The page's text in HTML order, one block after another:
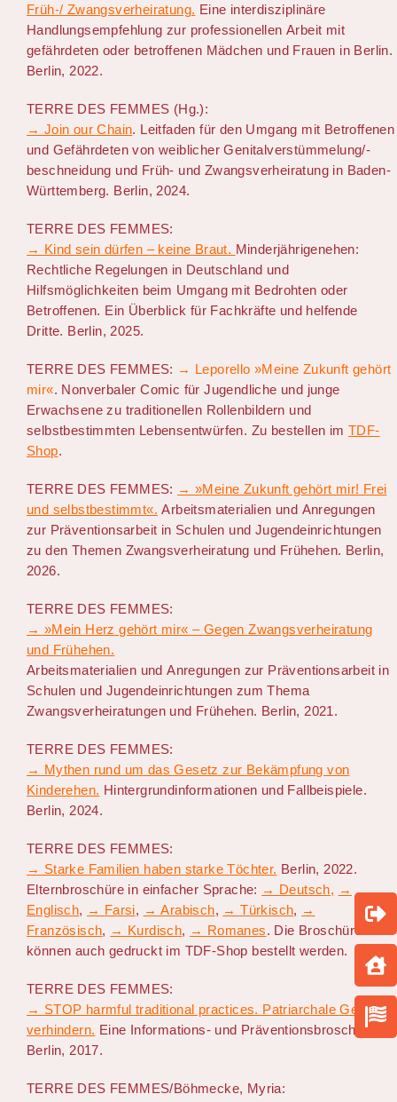
Früh-/ Zwangsverheiratung. Eine interdisziplinäre
Handlungsempfehlung zur professionellen Arbeit mit
gefährdeten oder betroffenen Mädchen und Frauen in Berlin.
Berlin, 2022.
TERRE DES FEMMES (Hg.):
→ Join our Chain. Leitfaden für den Umgang mit Betroffenen
und Gefährdeten von weiblicher Genitalverstümmelung/-
beschneidung und Früh- und Zwangsverheiratung in Baden-
Württemberg. Berlin, 2024.
TERRE DES FEMMES:
→ Kind sein dürfen – keine Braut. Minderjährigenehen:
Rechtliche Regelungen in Deutschland und
Hilfsmöglichkeiten beim Umgang mit Bedrohten oder
Betroffenen. Ein Überblick für Fachkräfte und helfende
Dritte. Berlin, 2025.
TERRE DES FEMMES: → Leporello »Meine Zukunft gehört
mir«. Nonverbaler Comic für Jugendliche und junge
Erwachsene zu traditionellen Rollenbildern und
selbstbestimmten Lebensentwürfen. Zu bestellen im TDF-
Shop.
TERRE DES FEMMES: → »Meine Zukunft gehört mir! Frei
und selbstbestimmt«. Arbeitsmaterialien und Anregungen
zur Präventionsarbeit in Schulen und Jugendeinrichtungen
zu den Themen Zwangsverheiratung und Frühehen. Berlin,
2026.
TERRE DES FEMMES:
→ »Mein Herz gehört mir« – Gegen Zwangsverheiratung
und Frühehen.
Arbeitsmaterialien und Anregungen zur Präventionsarbeit in
Schulen und Jugendeinrichtungen zum Thema
Zwangsverheiratungen und Frühehen. Berlin, 2021.
TERRE DES FEMMES:
→ Mythen rund um das Gesetz zur Bekämpfung von
Kinderehen. Hintergrundinformationen und Fallbeispiele.
Berlin, 2024.
TERRE DES FEMMES:
→ Starke Familien haben starke Töchter. Berlin, 2022.
Elternbroschüre in einfacher Sprache: → Deutsch, →
Englisch, → Farsi, → Arabisch, → Türkisch, →
Französisch, → Kurdisch, → Romanes. Die Broschüren
können auch gedruckt im TDF-Shop bestellt werden.
TERRE DES FEMMES:
→ STOP harmful traditional practices. Patriarchale Gewalt
verhindern. Eine Informations- und Präventionsbroschüre.
Berlin, 2017.
TERRE DES FEMMES/Böhmecke, Myria: